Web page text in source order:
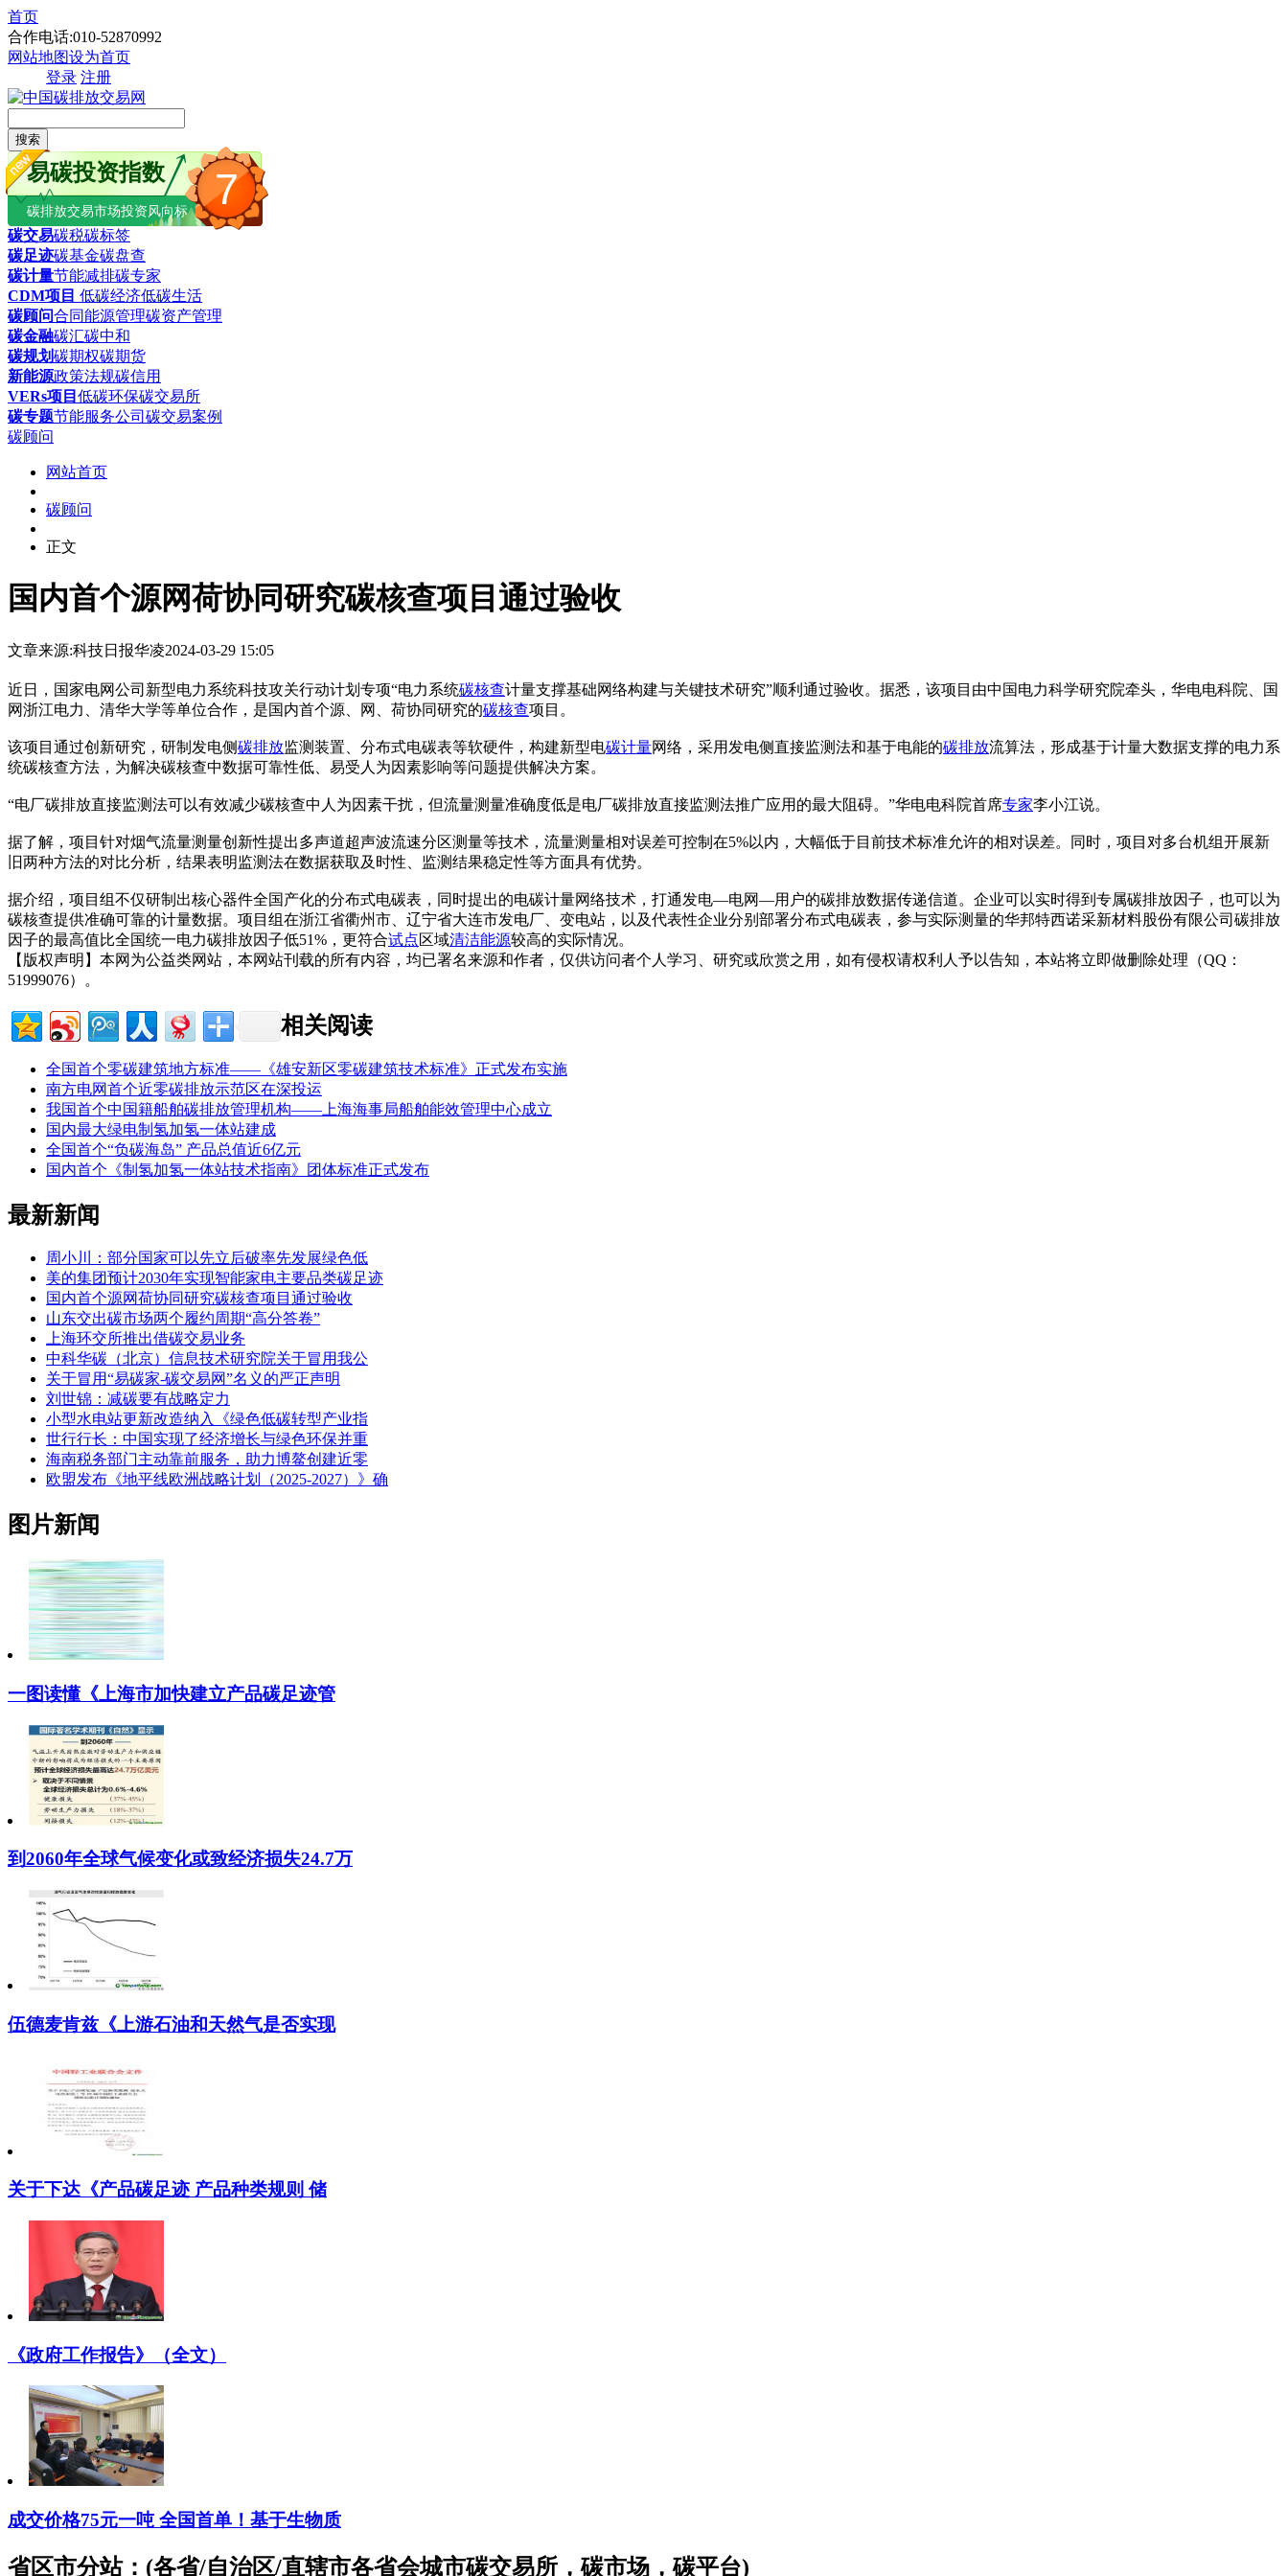
首页
合作电话:010-52870992
网站地图设为首页
登录 注册
搜索
7
易碳投资指数
碳排放交易市场投资风向标
碳交易碳税碳标签
碳足迹碳基金碳盘查
碳计量节能减排碳专家
CDM项目 低碳经济低碳生活
碳顾问合同能源管理碳资产管理
碳金融碳汇碳中和
碳规划碳期权碳期货
新能源政策法规碳信用
VERs项目 低碳环保碳交易所
碳专题节能服务公司 碳交易案例
碳顾问
网站首页
碳顾问
正文
国内首个源网荷协同研究碳核查项目通过验收
文章来源:科技日报华凌2024-03-29 15:05
近日，国家电网公司新型电力系统科技攻关行动计划专项“电力系统碳核查计量支撑基础网络构建与关键技术研究”顺利通过验收。据悉，该项目由中国电力科学研究院牵头，华电电科院、国
网浙江电力、清华大学等单位合作，是国内首个源、网、荷协同研究的碳核查项目。
该项目通过创新研究，研制发电侧碳排放监测装置、分布式电碳表等软硬件，构建新型电碳计量网络，采用发电侧直接监测法和基于电能的碳排放流算法，形成基于计量大数据支撑的电力系
统碳核查方法，为解决碳核查中数据可靠性低、易受人为因素影响等问题提供解决方案。
“电厂碳排放直接监测法可以有效减少碳核查中人为因素干扰，但流量测量准确度低是电厂碳排放直接监测法推广应用的最大阻碍。”华电电科院首席专家李小江说。
据了解，项目针对烟气流量测量创新性提出多声道超声波流速分区测量等技术，流量测量相对误差可控制在5%以内，大幅低于目前技术标准允许的相对误差。同时，项目对多台机组开展新
旧两种方法的对比分析，结果表明监测法在数据获取及时性、监测结果稳定性等方面具有优势。
据介绍，项目组不仅研制出核心器件全国产化的分布式电碳表，同时提出的电碳计量网络技术，打通发电—电网—用户的碳排放数据传递信道。企业可以实时得到专属碳排放因子，也可以为
碳核查提供准确可靠的计量数据。项目组在浙江省衢州市、辽宁省大连市发电厂、变电站，以及代表性企业分别部署分布式电碳表，参与实际测量的华邦特西诺采新材料股份有限公司碳排放
因子的最高值比全国统一电力碳排放因子低51%，更符合试点区域清洁能源较高的实际情况。
【版权声明】本网为公益类网站，本网站刊载的所有内容，均已署名来源和作者，仅供访问者个人学习、研究或欣赏之用，如有侵权请权利人予以告知，本站将立即做删除处理（QQ：
51999076）。
相关阅读
全国首个零碳建筑地方标准——《雄安新区零碳建筑技术标准》正式发布实施
南方电网首个近零碳排放示范区在深投运
我国首个中国籍船舶碳排放管理机构——上海海事局船舶能效管理中心成立
国内最大绿电制氢加氢一体站建成
全国首个“负碳海岛” 产品总值近6亿元
国内首个《制氢加氢一体站技术指南》团体标准正式发布
最新新闻
周小川：部分国家可以先立后破率先发展绿色低
美的集团预计2030年实现智能家电主要品类碳足迹
国内首个源网荷协同研究碳核查项目通过验收
山东交出碳市场两个履约周期“高分答卷”
上海环交所推出借碳交易业务
中科华碳（北京）信息技术研究院关于冒用我公
关于冒用“易碳家-碳交易网”名义的严正声明
刘世锦：减碳要有战略定力
小型水电站更新改造纳入《绿色低碳转型产业指
世行行长：中国实现了经济增长与绿色环保并重
海南税务部门主动靠前服务，助力博鳌创建近零
欧盟发布《地平线欧洲战略计划（2025-2027）》确
图片新闻
一图读懂《上海市加快建立产品碳足迹管
到2060年全球气候变化或致经济损失24.7万
伍德麦肯兹《上游石油和天然气是否实现
关于下达《产品碳足迹 产品种类规则 储
《政府工作报告》（全文）
成交价格75元一吨 全国首单！基于生物质
省区市分站：(各省/自治区/直辖市各省会城市碳交易所，碳市场，碳平台)